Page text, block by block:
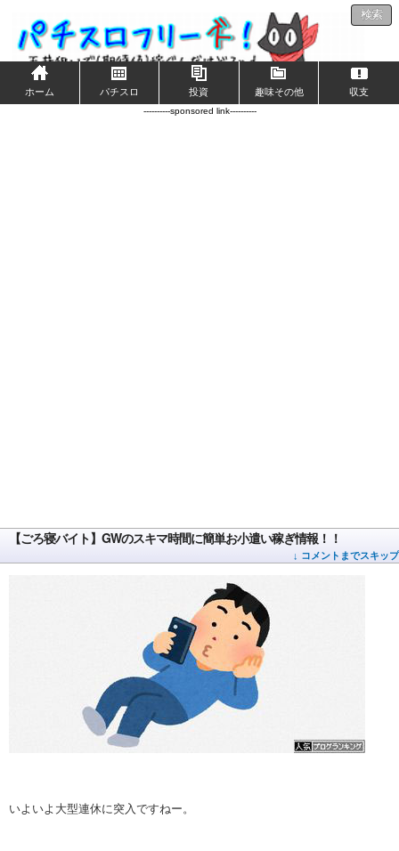
検索
ホーム パチスロ 投資 趣味その他 収支
----------sponsored link----------
【ごろ寝バイト】GWのスキマ時間に簡単お小遣い稼ぎ情報！！
↓ コメントまでスキップ
いよいよ大型連休に突入ですねー。